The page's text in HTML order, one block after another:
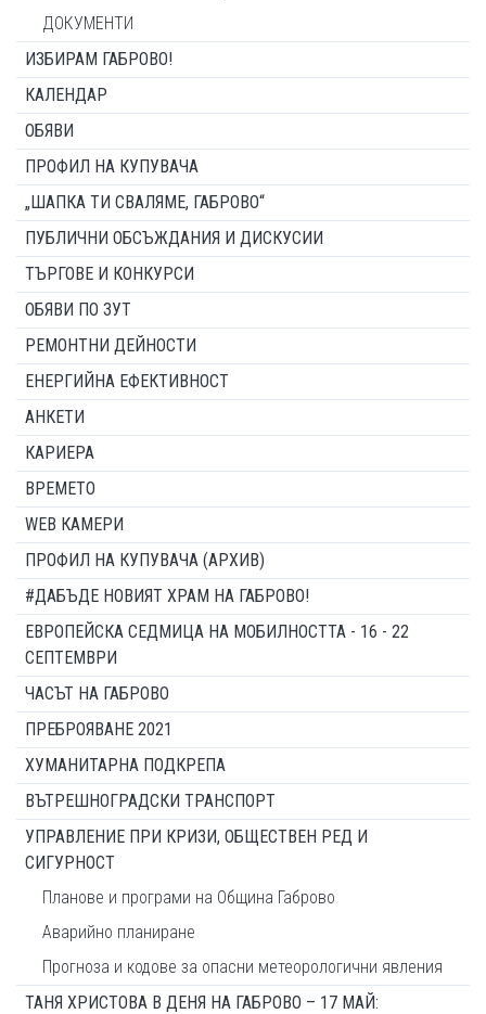
ДОКУМЕНТИ
ИЗБИРАМ ГАБРОВО!
КАЛЕНДАР
ОБЯВИ
ПРОФИЛ НА КУПУВАЧА
„ШАПКА ТИ СВАЛЯМЕ, ГАБРОВО“
ПУБЛИЧНИ ОБСЪЖДАНИЯ И ДИСКУСИИ
ТЪРГОВЕ И КОНКУРСИ
ОБЯВИ ПО ЗУТ
РЕМОНТНИ ДЕЙНОСТИ
ЕНЕРГИЙНА ЕФЕКТИВНОСТ
АНКЕТИ
КАРИЕРА
ВРЕМЕТО
WEB КАМЕРИ
ПРОФИЛ НА КУПУВАЧА (АРХИВ)
#ДАБЪДЕ НОВИЯТ ХРАМ НА ГАБРОВО!
ЕВРОПЕЙСКА СЕДМИЦА НА МОБИЛНОСТТА - 16 - 22
СЕПТЕМВРИ
ЧАСЪТ НА ГАБРОВО
ПРЕБРОЯВАНЕ 2021
ХУМАНИТАРНА ПОДКРЕПА
ВЪТРЕШНОГРАДСКИ ТРАНСПОРТ
УПРАВЛЕНИЕ ПРИ КРИЗИ, ОБЩЕСТВЕН РЕД И
СИГУРНОСТ
Планове и програми на Община Габрово
Аварийно планиране
Прогноза и кодове за опасни метеорологични явления
ТАНЯ ХРИСТОВА В ДЕНЯ НА ГАБРОВО – 17 МАЙ: